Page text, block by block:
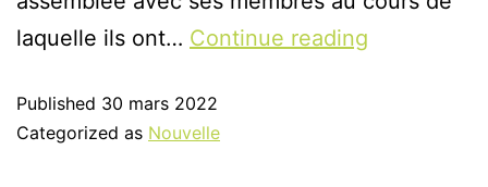
laquelle ils ont… Continue reading
Published 30 mars 2022
Categorized as Nouvelle